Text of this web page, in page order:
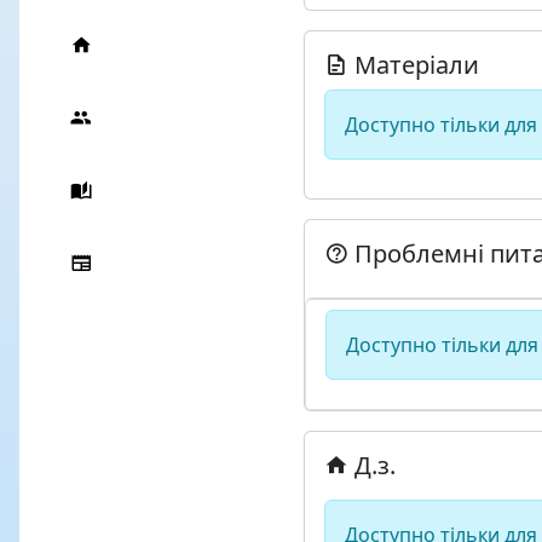
Матеріали
Доступно тільки
Проблемні
Доступно тільки
Д.з.
Доступно тільки